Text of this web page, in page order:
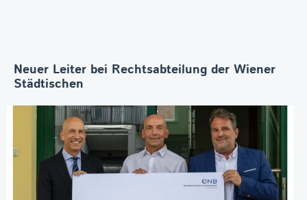
Neuer Leiter bei Rechtsabteilung der Wiener
Städtischen